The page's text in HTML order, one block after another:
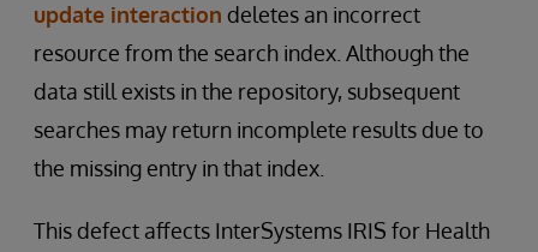
update interaction deletes an incorrect
resource from the search index. Although the
data still exists in the repository, subsequent
searches may return incomplete results due to
the missing entry in that index.
This defect affects InterSystems IRIS for Health